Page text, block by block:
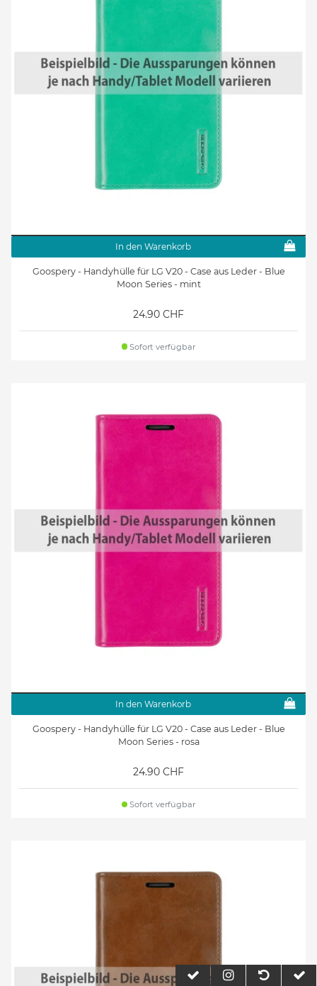
In den Warenkorb
Goospery - Handyhülle für LG V20 - Case aus Leder - Blue
Moon Series - mint
24.90 CHF
Sofort verfügbar
In den Warenkorb
Goospery - Handyhülle für LG V20 - Case aus Leder - Blue
Moon Series - rosa
24.90 CHF
Sofort verfügbar